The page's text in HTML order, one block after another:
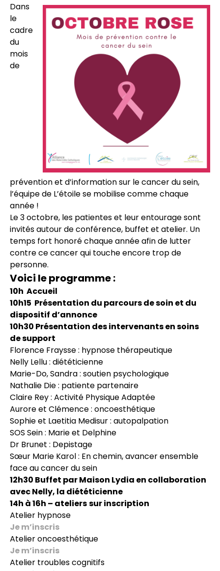
Dans
le
cadre
du
mois
de
prévention et d’information sur le cancer du sein,
l’équipe de L’étoile se mobilise comme chaque
année !
Le 3 octobre, les patientes et leur entourage sont
invités autour de conférence, buffet et atelier. Un
temps fort honoré chaque année afin de lutter
contre ce cancer qui touche encore trop de
personne.
Voici le programme :
10h Accueil
10h15 Présentation du parcours de soin et du
dispositif d’annonce
10h30 Présentation des intervenants en soins
de support
Florence Fraysse : hypnose thérapeutique
Nelly Lellu : diététicienne
Marie-Do, Sandra : soutien psychologique
Nathalie Die : patiente partenaire
Claire Rey : Activité Physique Adaptée
Aurore et Clémence : oncoesthétique
Sophie et Laetitia Medisur : autopalpation
SOS Sein : Marie et Delphine
Dr Brunet : Depistage
Sœur Marie Karol : En chemin, avancer ensemble
face au cancer du sein
12h30 Buffet par Maison Lydia en collaboration
avec Nelly, la diététicienne
14h à 16h – atelierssur inscription
Atelier hypnose
Je m’inscris
Atelier oncoesthétique
Je m’inscris
Atelier troubles cognitifs